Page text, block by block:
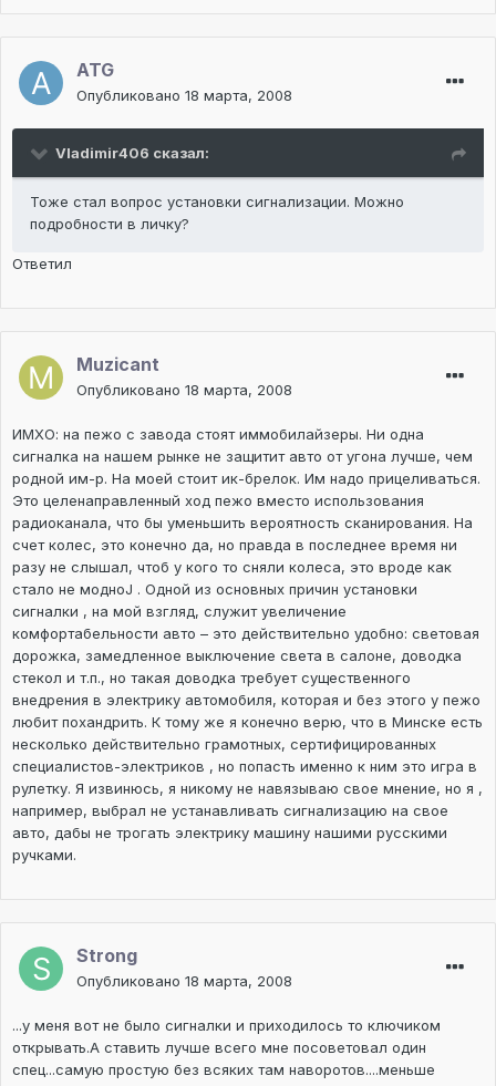
ATG
Опубликовано 18 марта, 2008
Vladimir406 сказал:
Тоже стал вопрос установки сигнализации. Можно
подробности в личку?
Ответил
Muzicant
Опубликовано 18 марта, 2008
ИМХО: на пежо с завода стоят иммобилайзеры. Ни одна
сигналка на нашем рынке не защитит авто от угона лучше, чем
родной им-р. На моей стоит ик-брелок. Им надо прицеливаться.
Это целенаправленный ход пежо вместо использования
радиоканала, что бы уменьшить вероятность сканирования. На
счет колес, это конечно да, но правда в последнее время ни
разу не слышал, чтоб у кого то сняли колеса, это вроде как
стало не модноJ . Одной из основных причин установки
сигналки , на мой взгляд, служит увеличение
комфортабельности авто – это действительно удобно: световая
дорожка, замедленное выключение света в салоне, доводка
стекол и т.п., но такая доводка требует существенного
внедрения в электрику автомобиля, которая и без этого у пежо
любит похандрить. К тому же я конечно верю, что в Минске есть
несколько действительно грамотных, сертифицированных
специалистов-электриков , но попасть именно к ним это игра в
рулетку. Я извинюсь, я никому не навязываю свое мнение, но я ,
например, выбрал не устанавливать сигнализацию на свое
авто, дабы не трогать электрику машину нашими русскими
ручками.
Strong
Опубликовано 18 марта, 2008
...у меня вот не было сигналки и приходилось то ключиком
открывать.А ставить лучше всего мне посоветовал один
спец...самую простую без всяких там наворотов....меньше